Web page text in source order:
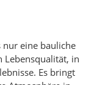
nur eine bauliche
Lebensqualität, in
Es bringt